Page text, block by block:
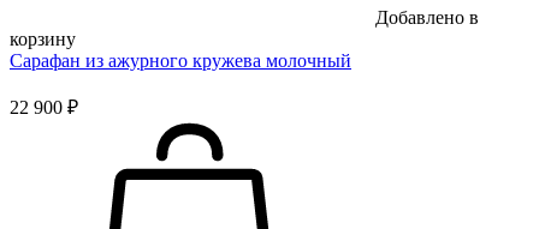
Добавлено в
корзину
Сарафан из ажурного кружева молочный
22 900 ₽